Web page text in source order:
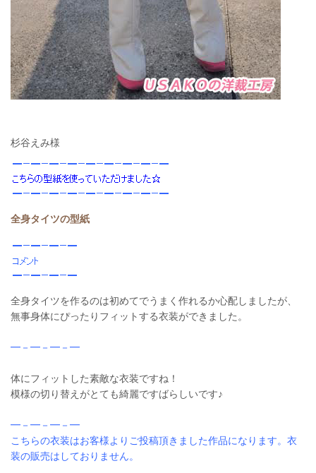
杉谷えみ様
全身タイツの型紙
全身タイツを作るのは初めてでうまく作れるか心配しましたが、
無事身体にぴったりフィットする衣装ができました。
━－━－━－━
体にフィットした素敵な衣装ですね！
模様の切り替えがとても綺麗ですばらしいです♪
━－━－━－━
こちらの衣装はお客様よりご投稿頂きました作品になります。衣
装の販売はしておりません。